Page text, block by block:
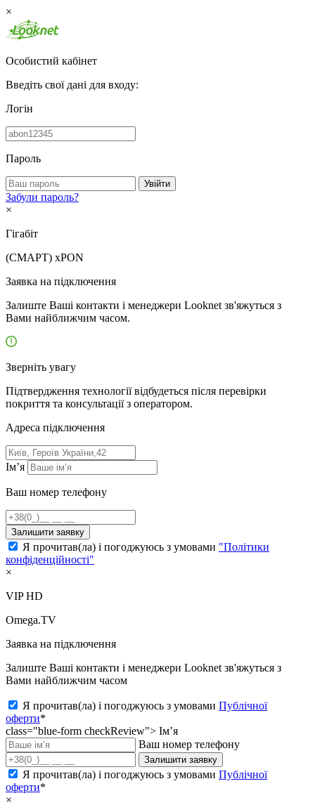
×
Особистий кабінет
Введіть свої дані для входу:
Логін
Пароль
Увійти
Забули пароль?
×
Гігабіт
(СМАРТ) xPON
Заявка на підключення
Залиште Ваші контакти і менеджери Looknet зв'яжуться з
Вами найближчим часом.
Зверніть увагу
Підтвердження технології відбудеться після перевірки
покриття та консультації з оператором.
Адресa підключення
Ім’я
Ваш номер телефону
Залишити заявку
Я прочитав(ла) і погоджуюсь з умовами "Політики
конфіденційності"
×
VIP HD
Omega.TV
Заявка на підключення
Залиште Ваші контакти і менеджери Looknet зв'яжуться з
Вами найближчим часом
Я прочитав(ла) і погоджуюсь з умовами Публічної
оферти*
class="blue-form checkReview"> Ім’я
Ваш номер телефону
Залишити заявку
Я прочитав(ла) і погоджуюсь з умовами Публічної
оферти*
×